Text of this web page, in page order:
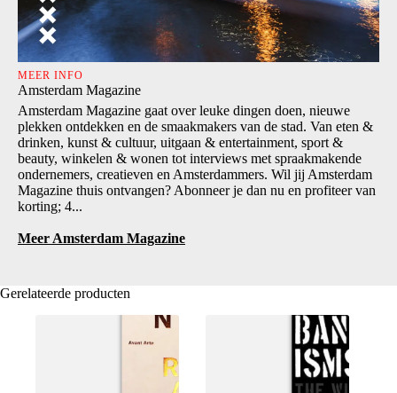
MEER INFO
Amsterdam Magazine
Amsterdam Magazine gaat over leuke dingen doen, nieuwe
plekken ontdekken en de smaakmakers van de stad. Van eten &
drinken, kunst & cultuur, uitgaan & entertainment, sport &
beauty, winkelen & wonen tot interviews met spraakmakende
ondernemers, creatieven en Amsterdammers. Wil jij Amsterdam
Magazine thuis ontvangen? Abonneer je dan nu en profiteer van
korting; 4...
Meer Amsterdam Magazine
Gerelateerde producten